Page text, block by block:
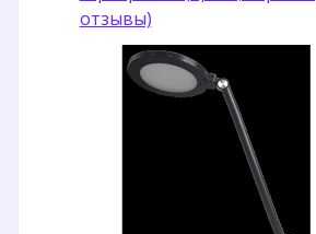
отзывы)